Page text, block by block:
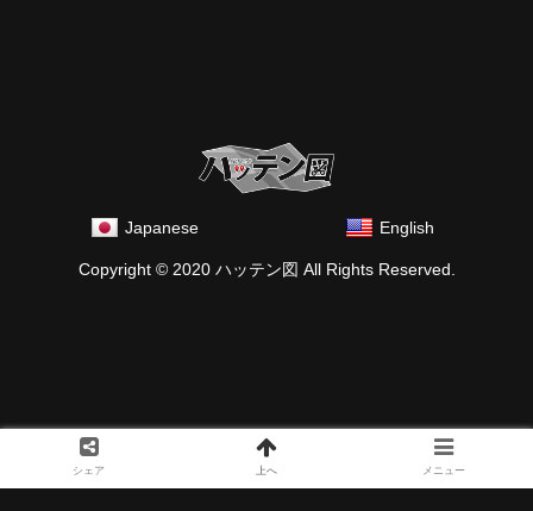
Japanese English
Copyright © 2020 ハッテン図 All Rights Reserved.
シェア 上へ メニュー